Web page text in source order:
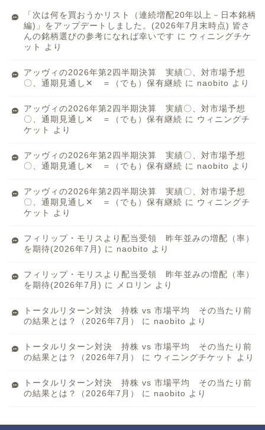
「次は何を買おうかリスト（連続増配20年以上－日本銘柄
編)」をアップデートしました。(2026年7月末時点) 皆さ
んの銘柄選びの参考になれば幸いです に ウィニングチケ
ット
より
アッヴィの2026年第2四半期決算 実績〇、対市場予想
〇、通期見通し✕ ＝（でも）保有継続 に naobito より
アッヴィの2026年第2四半期決算 実績〇、対市場予想
〇、通期見通し✕ ＝（でも）保有継続 に ウィニングチ
ケット
より
アッヴィの2026年第2四半期決算 実績〇、対市場予想
〇、通期見通し✕ ＝（でも）保有継続 に naobito より
アッヴィの2026年第2四半期決算 実績〇、対市場予想
〇、通期見通し✕ ＝（でも）保有継続 に ウィニングチ
ケット
より
フィリップ・モリスより配当受領 昨年並みの増配（率）
を期待(2026年7月) に naobito より
フィリップ・モリスより配当受領 昨年並みの増配（率）
を期待(2026年7月) に メロリン より
トータルリターン対決 持株 vs 市場平均 その当たり前
の結果とは？（2026年7月）
に naobito より
トータルリターン対決 持株 vs 市場平均 その当たり前
の結果とは？（2026年7月）
に ウィニングチケット より
トータルリターン対決 持株 vs 市場平均 その当たり前
の結果とは？（2026年7月）
に naobito より